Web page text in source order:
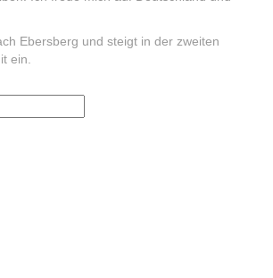
Ebersberg und steigt in der zweiten
ein.